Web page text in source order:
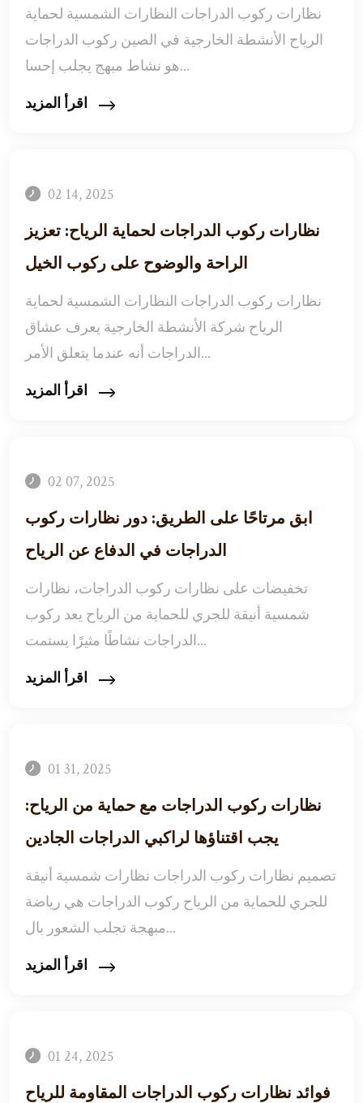
نظارات ركوب الدراجات النظارات الشمسية لحماية
الرياح الأنشطة الخارجية في الصين ركوب الدراجات
هو نشاط مبهج يجلب إحسا...
02 14, 2025
نظارات ركوب الدراجات لحماية الرياح: تعزيز
الراحة والوضوح على ركوب الخيل
نظارات ركوب الدراجات النظارات الشمسية لحماية
الرياح شركة الأنشطة الخارجية يعرف عشاق
الدراجات أنه عندما يتعلق الأمر...
02 07, 2025
ابق مرتاحًا على الطريق: دور نظارات ركوب
الدراجات في الدفاع عن الرياح
تخفيضات على نظارات ركوب الدراجات، نظارات
شمسية أنيقة للجري للحماية من الرياح يعد ركوب
الدراجات نشاطًا مثيرًا يستمت...
01 31, 2025
نظارات ركوب الدراجات مع حماية من الرياح:
يجب اقتناؤها لراكبي الدراجات الجادين
تصميم نظارات ركوب الدراجات نظارات شمسية أنيقة
للجري للحماية من الرياح ركوب الدراجات هي رياضة
مبهجة تجلب الشعور بال...
01 24, 2025
فوائد نظارات ركوب الدراجات المقاومة للرياح